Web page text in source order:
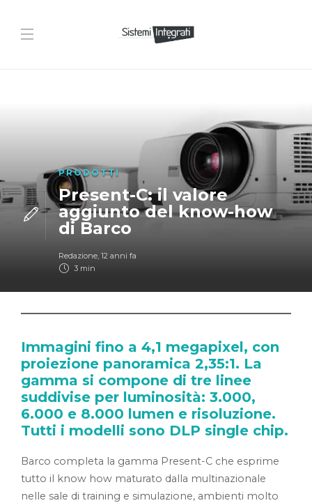
PRODOTTI
Present-C: il valore
aggiunto del know-how
di Barco
Redazione, 12 anni fa
3 min
Immagini fino a 4,1 megapixel, con
proiezione panoramica 2,35:1. La
gamma si compone di tre linee
suddivise per luminosità: 3.000,
6.000 e 8.000 lumen e risoluzione.
Tutti i modelli sono DLP single chip.
Barco completa la gamma Present-C che esprime
tutto il know how maturato dalla multinazionale
nelle sale di training e simulazione, ambienti molto